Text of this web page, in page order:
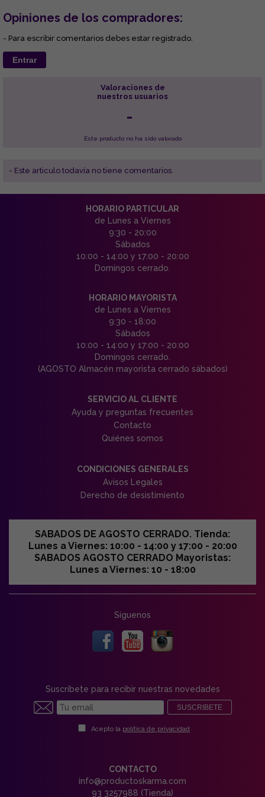
Opiniones de los compradores:
- Para escribir comentarios debes estar registrado.
Entrar
Valoraciones de
nuestros usuarios
-
Este producto no ha sido valorado
- Este articulo todavía no tiene comentarios.
HORARIO PARTICULAR
de Lunes a Viernes
9:30 - 20:00
Sábados
10:00 - 14:00 y 17:00 - 20:00
Domingos cerrado.
HORARIO MAYORISTA
de Lunes a Viernes
9:30 - 18:00
Sábados
10:00 - 14:00 y 17:00 - 20:00
Domingos cerrado.
(AGOSTO Almacén mayorista cerrado sábados)
SERVICIO AL CLIENTE
Ayuda y preguntas frecuentes
Contacto
Quiénes somos
CONDICIONES GENERALES
Avisos Legales
Derecho de desistimiento
SABADOS DE AGOSTO CERRADO. Tienda:
Lunes a Viernes: 10:00 - 14:00 y 17:00 - 20:00
SABADOS AGOSTO CERRADO Mayoristas:
Lunes a Viernes: 10 - 18:00
Síguenos
Suscríbete para recibir nuestras novedades
SUSCRIBETE
Acepto la política de privacidad
CONTACTO
info@productoskarma.com
93 3257988 (Tienda)